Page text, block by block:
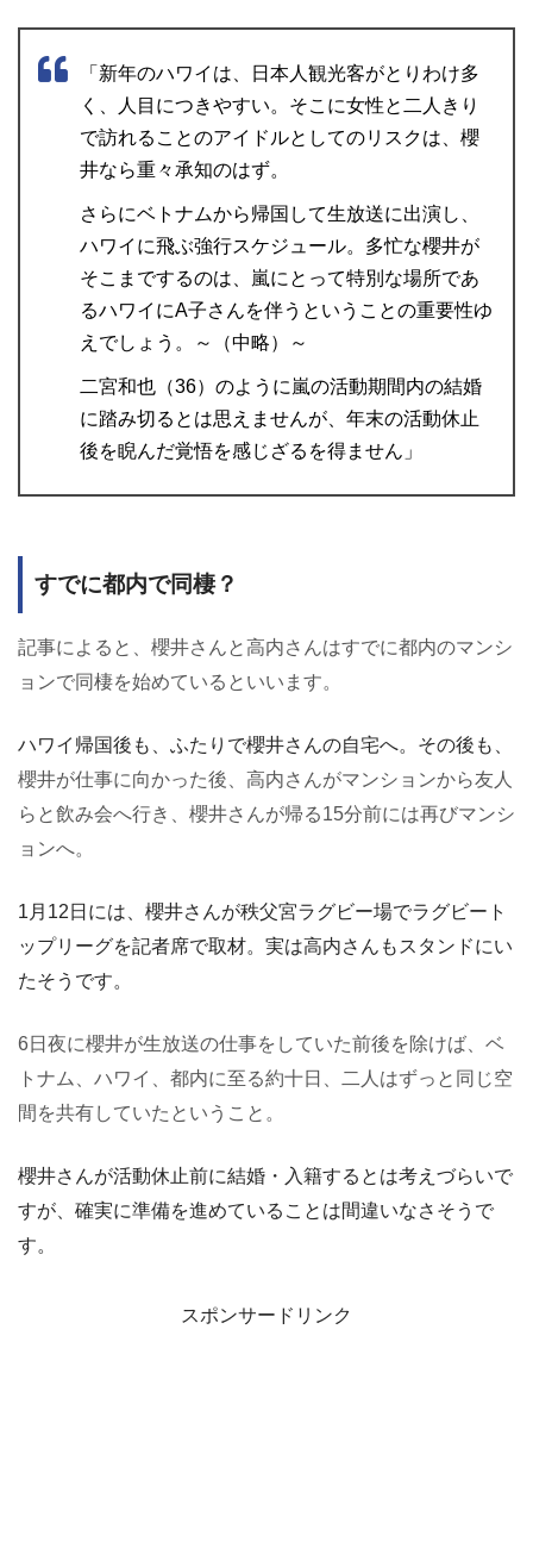
「新年のハワイは、日本人観光客がとりわけ多
く、人目につきやすい。そこに女性と二人きり
で訪れることのアイドルとしてのリスクは、櫻
井なら重々承知のはず。
さらにベトナムから帰国して生放送に出演し、
ハワイに飛ぶ強行スケジュール。多忙な櫻井が
そこまでするのは、嵐にとって特別な場所であ
るハワイにA子さんを伴うということの重要性ゆ
えでしょう。～（中略）～
二宮和也（36）のように嵐の活動期間内の結婚
に踏み切るとは思えませんが、年末の活動休止
後を睨んだ覚悟を感じざるを得ません」
すでに都内で同棲？
記事によると、櫻井さんと高内さんはすでに都内のマンシ
ョンで同棲を始めているといいます。
ハワイ帰国後も、ふたりで櫻井さんの自宅へ。その後も、
櫻井が仕事に向かった後、高内さんがマンションから友人
らと飲み会へ行き、 櫻井さんが帰る15分前には再びマンシ
ョンへ。
1月12日には、櫻井さんが秩父宮ラグビー場でラグビート
ップリーグを記者席で取材。実は高内さんもスタンドにい
たそうです。
6日夜に櫻井が生放送の仕事をしていた前後を除けば、ベ
トナム、ハワイ、都内に至る約十日、二人はずっと同じ空
間を共有していたということ。
櫻井さんが活動休止前に結婚・入籍するとは考えづらいで
すが、確実に準備を進めていることは間違いなさそうで
す。
スポンサードリンク